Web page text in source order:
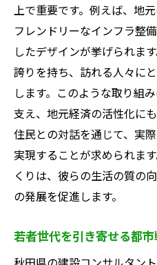
上で重要です。例えば、地
フレンドリーなインフラ整
したデザインが挙げられま
誇りを持ち、訪れる人々に
します。このような取り組
支え、地元経済の活性化に
住民との対話を通じて、実
実現することが求められま
くりは、彼らの生活の質の
の発展を促進します。
若者世代を引き寄せる都